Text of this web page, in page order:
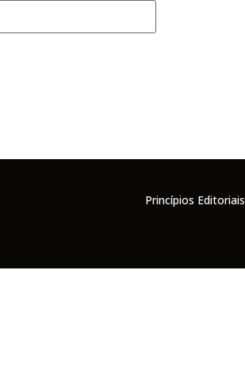
Princípios Editoriais